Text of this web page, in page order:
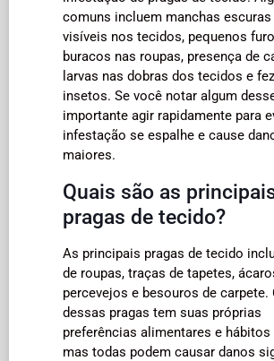
comuns incluem manchas escuras
visíveis nos tecidos, pequenos
buracos nas roupas, presença de
larvas nas dobras dos tecidos e
insetos. Se você notar algum
importante agir rapidamente para
infestação se espalhe e cause
maiores.
Quais são as
pragas de tecido?
As principais pragas de tecido
de roupas, traças de tapetes,
percevejos e besouros de carpete.
dessas pragas tem suas próprias
preferências alimentares e hábitos
mas todas podem causar danos